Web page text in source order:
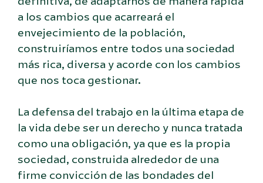
a los cambios que acarreará el
envejecimiento de la población,
construiríamos entre todos una sociedad
más rica, diversa y acorde con los cambios
que nos toca gestionar.
La defensa del trabajo en la última etapa de
la vida debe ser un derecho y nunca tratada
como una obligación, ya que es la propia
sociedad, construida alrededor de una
firme convicción de las bondades del